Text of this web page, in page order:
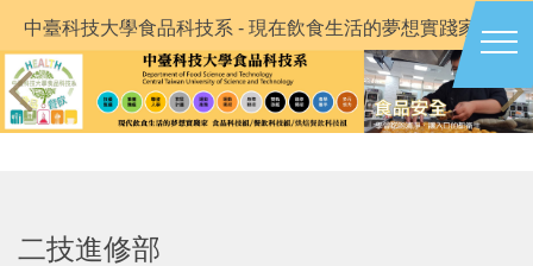
跳
到
主
要
內
中臺科技大學食品科技系 - 現在飲食生活的夢想實踐家
二技進修部